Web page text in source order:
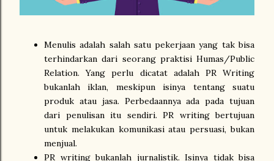
Menulis adalah salah satu pekerjaan yang tak bisa
terhindarkan dari seorang praktisi Humas/Public
Relation. Yang perlu dicatat adalah PR Writing
bukanlah iklan, meskipun isinya tentang suatu
produk atau jasa. Perbedaannya ada pada tujuan
dari penulisan itu sendiri. PR writing bertujuan
untuk melakukan komunikasi atau persuasi, bukan
menjual.
PR writing bukanlah jurnalistik. Isinya tidak bisa